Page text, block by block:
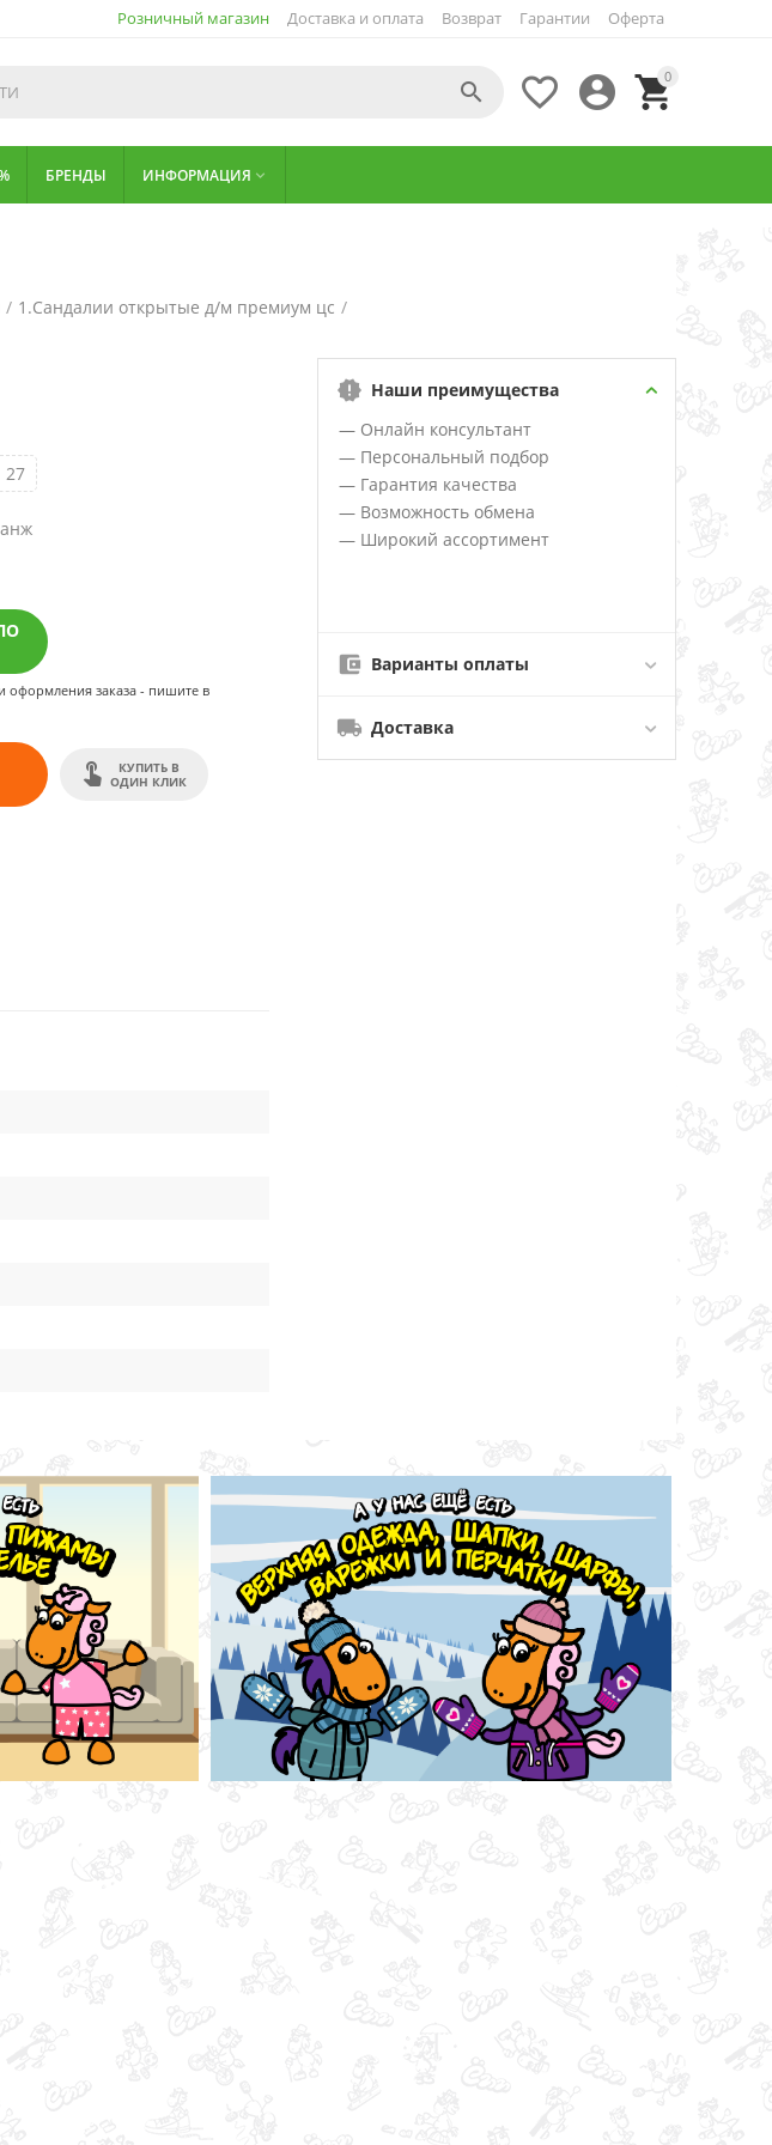
Розничный магазин Доставка и оплата Возврат Гарантии Оферта
0




БРЕНДЫ ИНФОРМАЦИЯ 
/ 1.Сандалии открытые д/м премиум цс /
27
оформления заказа - пишите в
КУПИТЬ В
ОДИН КЛИК
Наши преимущества
— Онлайн консультант
— Персональный подбор
— Гарантия качества
— Возможность обмена
— Широкий ассортимент
Варианты оплаты
Доставка